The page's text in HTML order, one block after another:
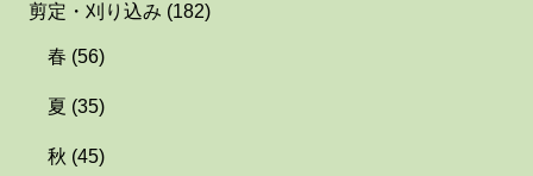
剪定・刈り込み (182)
春 (56)
夏 (35)
秋 (45)